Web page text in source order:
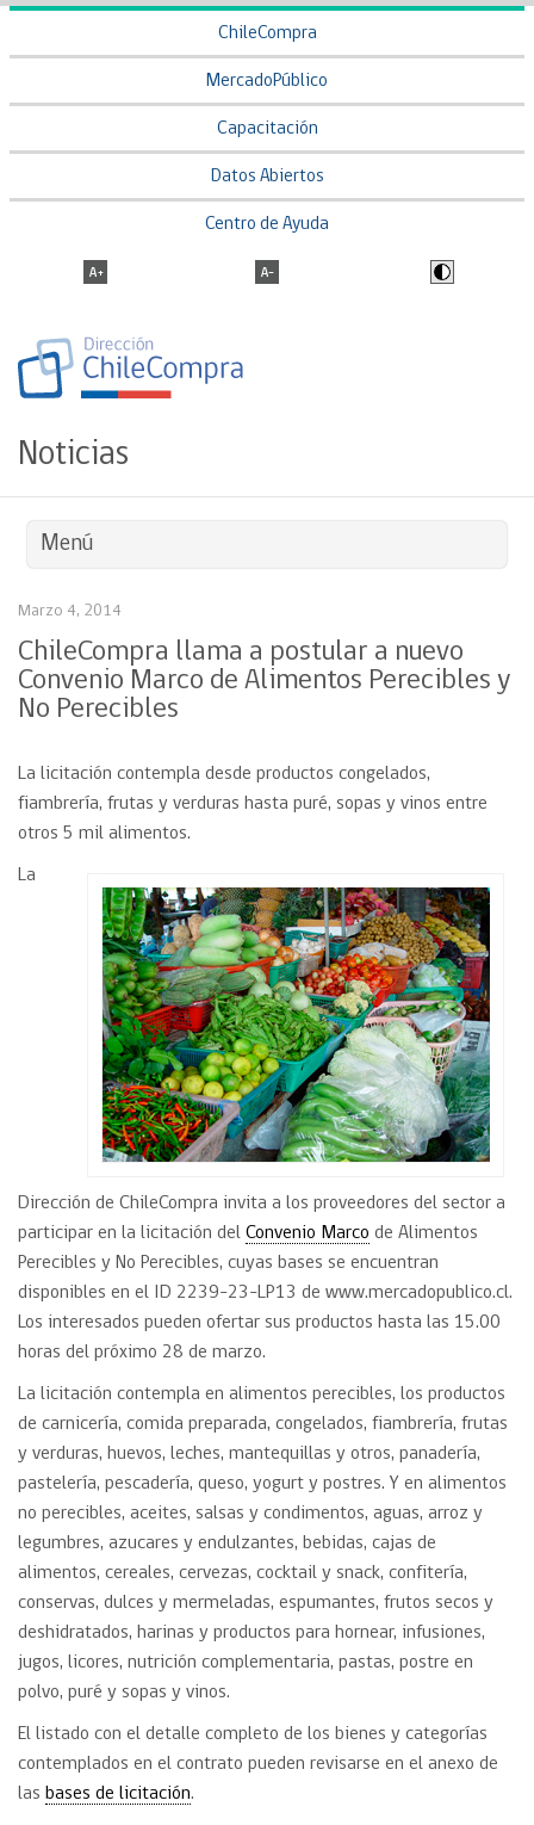
ChileCompra
MercadoPúblico
Capacitación
Datos Abiertos
Centro de Ayuda
Noticias
Menú
Marzo 4, 2014
ChileCompra llama a postular a nuevo
Convenio Marco de Alimentos Perecibles y
No Perecibles
La licitación contempla desde productos congelados,
fiambrería, frutas y verduras hasta puré, sopas y vinos entre
otros 5 mil alimentos.
La
Dirección de ChileCompra invita a los proveedores del sector a
participar en la licitación del Convenio Marco de Alimentos
Perecibles y No Perecibles, cuyas bases se encuentran
disponibles en el ID 2239-23-LP13 de www.mercadopublico.cl.
Los interesados pueden ofertar sus productos hasta las 15.00
horas del próximo 28 de marzo.
La licitación contempla en alimentos perecibles, los productos
de carnicería, comida preparada, congelados, fiambrería, frutas
y verduras, huevos, leches, mantequillas y otros, panadería,
pastelería, pescadería, queso, yogurt y postres. Y en alimentos
no perecibles, aceites, salsas y condimentos, aguas, arroz y
legumbres, azucares y endulzantes, bebidas, cajas de
alimentos, cereales, cervezas, cocktail y snack, confitería,
conservas, dulces y mermeladas, espumantes, frutos secos y
deshidratados, harinas y productos para hornear, infusiones,
jugos, licores, nutrición complementaria, pastas, postre en
polvo, puré y sopas y vinos.
El listado con el detalle completo de los bienes y categorías
contemplados en el contrato pueden revisarse en el anexo de
las bases de licitación.